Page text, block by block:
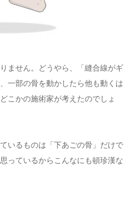
ません。どうやら、「縫合線がギ
一部の骨を動かしたら他も動くは
こかの施術家が考えたのでしょ
いるものは「下あごの骨」だけで
っているからこんなにも頓珍漢な